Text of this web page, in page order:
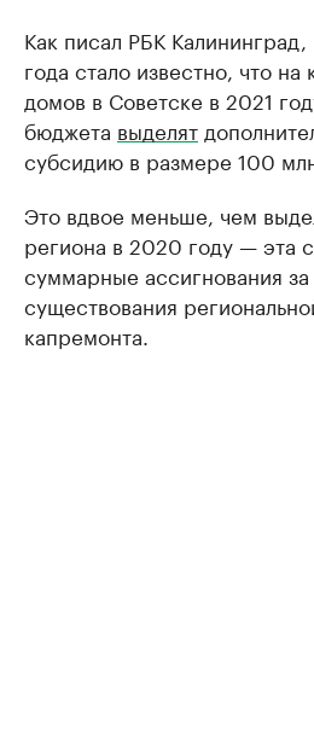
Как писал РБК
года стало известно, что
домов в Советске в 2021
бюджета выделят
субсидию в размере 100
Это вдвое меньше, чем
региона в 2020 году — эта
суммарные ассигнования за
существования
капремонта.